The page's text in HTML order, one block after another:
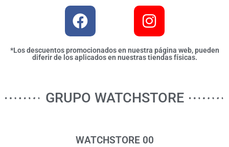
*Los descuentos promocionados en nuestra página web, pueden
diferir de los aplicados en nuestras tiendas físicas.
GRUPO WATCHSTORE
WATCHSTORE 00